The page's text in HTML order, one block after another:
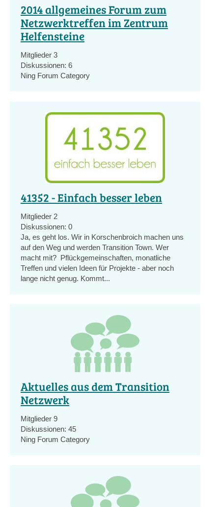
2014 allgemeines Forum zum
Netzwerktreffen im Zentrum
Helfensteine
Mitglieder 3
Diskussionen: 6
Ning Forum Category
41352 - Einfach besser leben
Mitglieder 2
Diskussionen: 0
Ja, es geht los. Wir in Korschenbroich machen uns
auf den Weg und werden Transition Town. Wer
macht mit? Pflückgemeinschaften, monatliche
Treffen und vielen Ideen für Projekte - aber noch
lange nicht genug. Kommt...
Aktuelles aus dem Transition
Netzwerk
Mitglieder 9
Diskussionen: 45
Ning Forum Category